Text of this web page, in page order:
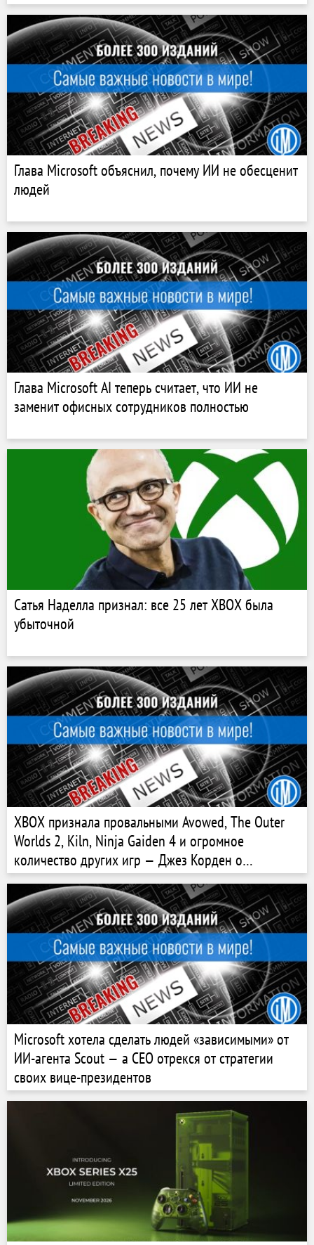
проблемах компании
Глава Microsoft объяснил, почему ИИ не обесценит
людей
Глава Microsoft AI теперь считает, что ИИ не
заменит офисных сотрудников полностью
Сатья Наделла признал: все 25 лет XBOX была
убыточной
XBOX признала провальными Avowed, The Outer
Worlds 2, Kiln, Ninja Gaiden 4 и огромное
количество других игр — Джез Корден о
проблемах компании
Microsoft хотела сделать людей «зависимыми» от
ИИ-агента Scout — а CEO отрекся от стратегии
своих вице-президентов